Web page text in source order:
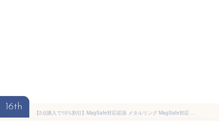
16th
【2点購入で10%割引】MagSafe対応拡張 メタルリング MagSafe対応 スマホ用 充電 変換 マグセーフ シール メタル リング 金属 9色 スマートフォン アイフォン galaxy アルミニウム合金 リングシール iPhone 14 iPhone13 MagSafe対応金属製リングステッカー リング